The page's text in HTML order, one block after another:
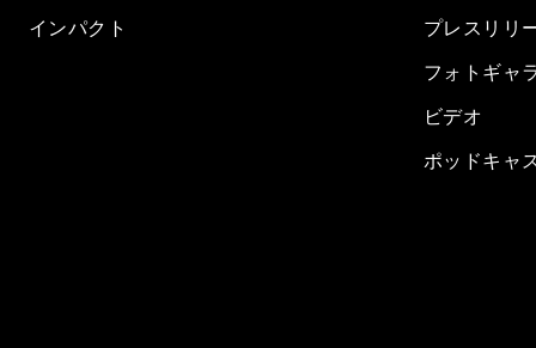
インパクト
プレスリリ
フォトギャ
ビデオ
ポッドキャ